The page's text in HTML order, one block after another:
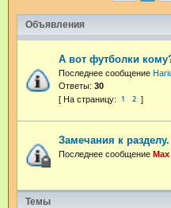
Объявления
А вот футболки
Последнее сообщение
Ответы: 30
1 2
Замечания к
Последнее сообщение Max
Темы